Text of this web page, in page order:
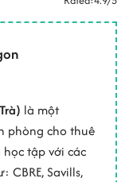
là một
phòng cho thuê
tập với các
Savills,